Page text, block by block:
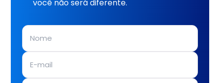
você não será diferente.